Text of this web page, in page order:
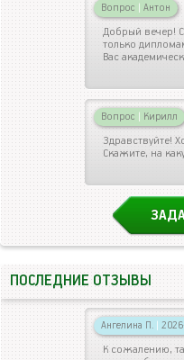
Вопрос Антон
Добрый вечер!
только
Вас
Вопрос Кирилл
Здравствуйте!
Скажите, на
ПОСЛЕДНИЕ ОТЗЫВЫ
Ангелина П.
К сожалению,